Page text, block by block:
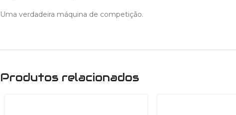
Uma verdadeira máquina de competição.
Produtos relacionados